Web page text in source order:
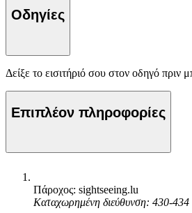
Οδηγίες
Δείξε το εισιτήριό σου στον οδηγό πριν
Επιπλέον πληροφορίες
Πάροχος: sightseeing.lu
Καταχωρημένη διεύθυνση: 430-